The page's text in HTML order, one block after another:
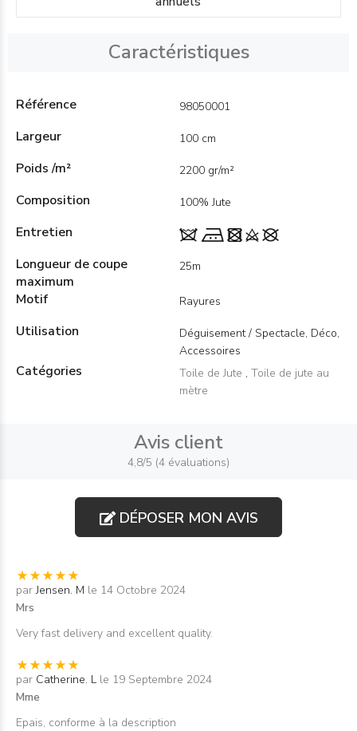
Caractéristiques
Référence 98050001
Largeur 100 cm
Poids /m² 2200 gr/m²
Composition 100% Jute
Entretien
Longueur de coupe
maximum
25m
Motif Rayures
Utilisation
Déguisement / Spectacle, Déco,
Accessoires
Catégories Toile de Jute , Toile de jute au
mètre
Avis client
4,8/5 (4 évaluations)
DÉPOSER MON AVIS
parJensen. M le 14 Octobre 2024
Mrs
Very fast delivery and excellent quality.
par Catherine. L le 19 Septembre 2024
Mme
Epais, conforme à la description